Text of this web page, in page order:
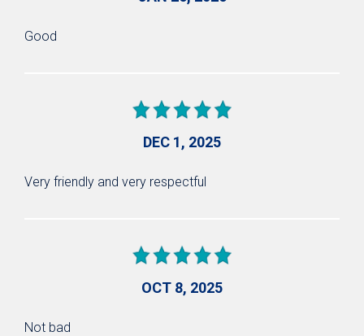
Good
DEC 1, 2025
Very friendly and very respectful
OCT 8, 2025
Not bad